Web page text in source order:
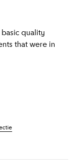
basic quality
that were in